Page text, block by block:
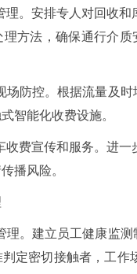
理。安排专人对回收
方法，确保通行介
场防控。根据流量及
智能化收费设施。
收费宣传和服务。进
播风险。
理。建立员工健康监
定密切接触者，工作